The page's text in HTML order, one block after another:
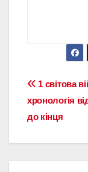
1 світова
хронологія
до кінця